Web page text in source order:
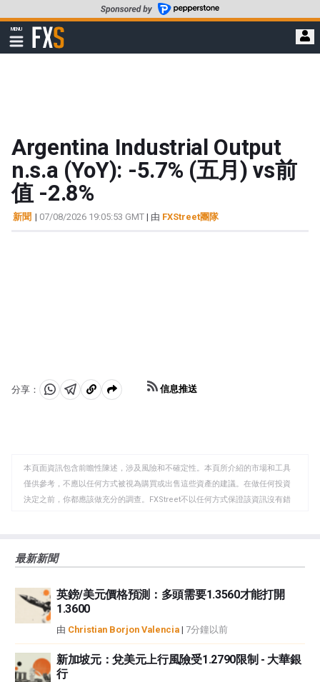
至
要
MENU
顯
示
FXStreet
Argentina Industrial Output
n.s.a (YoY): -5.7% (五月) vs前
值 -2.8%
新聞 | 07/08/2026 19:05:53 GMT | 由 FXStreet團隊
分享：
分 分 複
板
信息推送
本頁面資訊包含前瞻性陳述，涉及風險和不確定性。本頁所介紹的市場和工具
僅供參考，不應以任何方式被視為購買或出售這些資產的建議。在做任何投資
決定之前，你都應該做充分的調查。FXStreet不以任何方式保證該資訊沒有錯
觀點，並不代表FXStreet或其廣告商的官方政策或立場。作者不對本頁連結的
如果文章正文中沒有明確提到，在撰寫本文時，作者在本文中提到的任何股票
中都沒有頭寸，也沒有與文中提到的任何公司有業務關係。除了FXStreet，作
者沒有收到撰寫這篇文章的報酬。
性不作任何陳述。FXStreet和作者將不承擔任何錯誤，遺漏或任何損失，傷害
或損害由此資訊及其顯示或使用引起的。錯誤和遺漏除外。本文作者和
最新新聞
英鎊/美元價格預測：多頭需要1.3560才能打開
1.3600
由 Christian Borjon Valencia | 7分鐘以前
新加坡元：兌美元上行風險受1.2790限制 - 大華銀
行